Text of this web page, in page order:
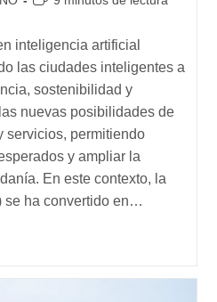
inteligencia artificial
las ciudades inteligentes a
sostenibilidad y
nuevas posibilidades de
servicios, permitiendo
y ampliar la
En este contexto, la
se ha convertido en…